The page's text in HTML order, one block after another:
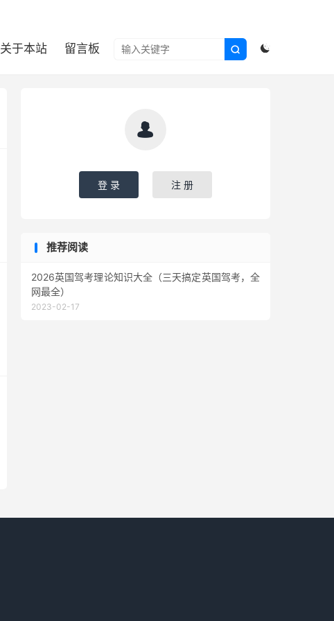


关于本站 留言板

登 录 注 册
推荐阅读
2026英国驾考理论知识大全（三天搞定英国驾考，全
网最全）
2023-02-17